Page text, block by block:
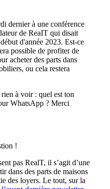
dernier à une conférence
de ReaIT qui disait
d'année 2023. Est-ce
possible de profiter de
acheter des parts dans
ou cela restera
à voir : quel est ton
WhatsApp ? Merci
!
pas RealT, il s’agit d’une
dans des parts de maisons
des loyers. Le tout, sur la